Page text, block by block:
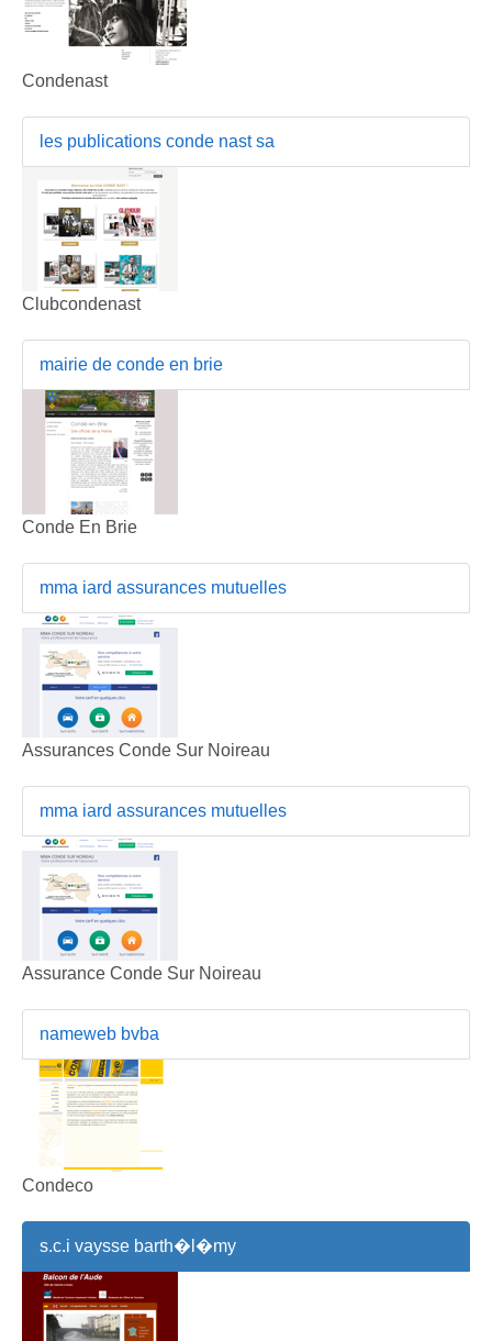
Condenast
les publications conde nast sa
Clubcondenast
mairie de conde en brie
Conde En Brie
mma iard assurances mutuelles
Assurances Conde Sur Noireau
mma iard assurances mutuelles
Assurance Conde Sur Noireau
nameweb bvba
Condeco
s.c.i vaysse barth�l�my